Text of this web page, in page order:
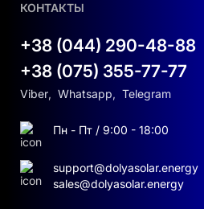
КОНТАКТЫ
+38 (044) 290-48-88
+38 (075) 355-77-77
Viber, Whatsapp, Telegram
Пн - Пт / 9:00 - 18:00
support@dolyasolar.energy
sales@dolyasolar.energy